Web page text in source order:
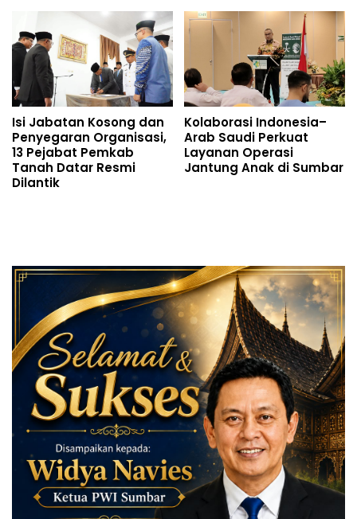
Isi Jabatan Kosong dan
Penyegaran Organisasi,
13 Pejabat Pemkab
Tanah Datar Resmi
Dilantik
Kolaborasi Indonesia–
Arab Saudi Perkuat
Layanan Operasi
Jantung Anak di Sumbar